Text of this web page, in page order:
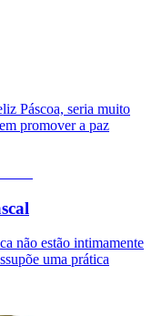
Páscoa, seria muito
promover a paz
não estão intimamente
uma prática